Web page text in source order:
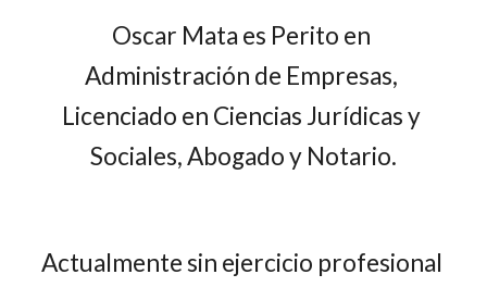
Oscar Mata es Perito en
Administración de Empresas,
Licenciado en Ciencias Jurídicas y
Sociales, Abogado y Notario.
Actualmente sin ejercicio profesional